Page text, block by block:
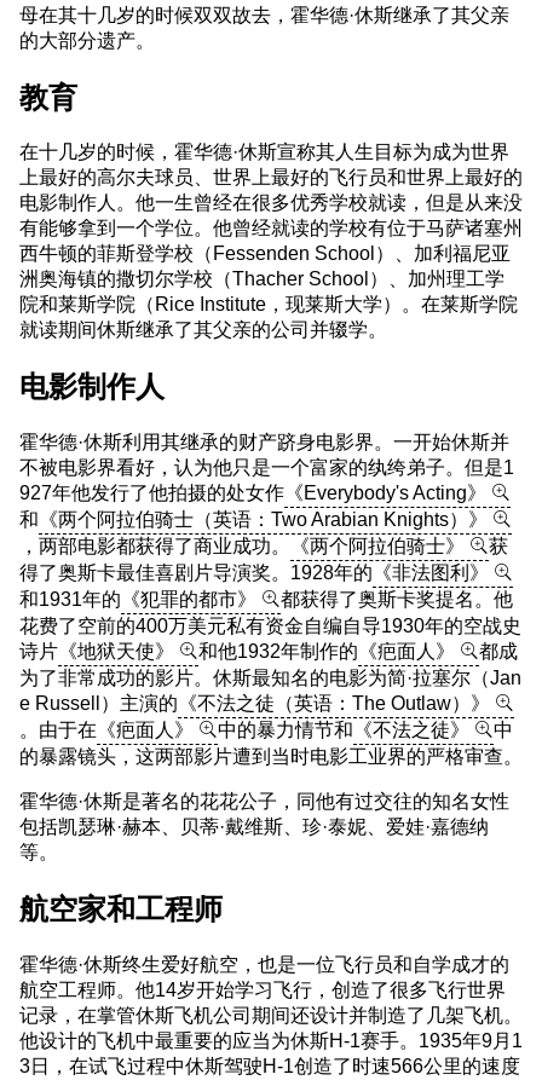
母在其十几岁的时候双双故去，霍华德·休斯继承了其父亲
的大部分遗产。
教育
在十几岁的时候，霍华德·休斯宣称其人生目标为成为世界
上最好的高尔夫球员、世界上最好的飞行员和世界上最好的
电影制作人。他一生曾经在很多优秀学校就读，但是从来没
有能够拿到一个学位。他曾经就读的学校有位于马萨诸塞州
西牛顿的菲斯登学校（Fessenden School）、加利福尼亚
洲奥海镇的撒切尔学校（Thacher School）、加州理工学
院和莱斯学院（Rice Institute，现莱斯大学）。在莱斯学院
就读期间休斯继承了其父亲的公司并辍学。
电影制作人
霍华德·休斯利用其继承的财产跻身电影界。一开始休斯并
不被电影界看好，认为他只是一个富家的纨绔弟子。但是1
927年他发行了他拍摄的处女作 《Everybody's Acting》
和 《两个阿拉伯骑士（英语：Two Arabian Knights）》
，两部电影都获得了商业成功。
《两个阿拉伯骑士》
获
得了奥斯卡最佳喜剧片导演奖。1928年的 《非法图利》
和1931年的 《犯罪的都市》
都获得了奥斯卡奖提名。他
花费了空前的400万美元私有资金自编自导1930年的空战史
诗片 《地狱天使》 和他1932年制作的 《疤面人》
都成
为了非常成功的影片。休斯最知名的电影为简·拉塞尔（Jan
e Russell）主演的 《不法之徒（英语：The Outlaw）》
。由于在 《疤面人》 中的暴力情节和 《不法之徒》
中
的暴露镜头，这两部影片遭到当时电影工业界的严格审查。
霍华德·休斯是著名的花花公子，同他有过交往的知名女性
包括凯瑟琳·赫本、贝蒂·戴维斯、珍·泰妮、爱娃·嘉德纳
等。
航空家和工程师
霍华德·休斯终生爱好航空，也是一位飞行员和自学成才的
航空工程师。他14岁开始学习飞行，创造了很多飞行世界
记录，在掌管休斯飞机公司期间还设计并制造了几架飞机。
他设计的飞机中最重要的应当为休斯H-1赛手。1935年9月1
3日，在试飞过程中休斯驾驶H-1创造了时速566公里的速度